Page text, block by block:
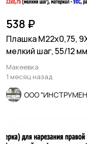
538 ₽
Плашка М22х0,75,
мелкий шаг, 55/12
ГОСТ 7740-71, СССР.
Макеевка
1 месяц назад